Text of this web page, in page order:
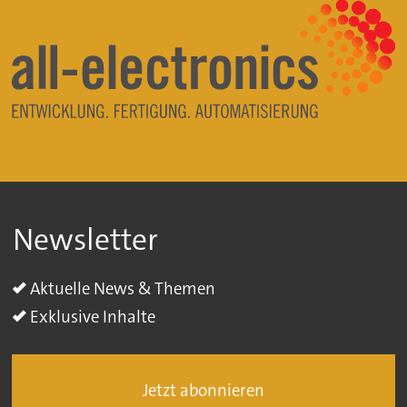
Newsletter
Aktuelle News & Themen
Exklusive Inhalte
Jetzt abonnieren